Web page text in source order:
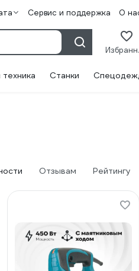
Сервис и поддержка О
Станки
Отзывам Рейтингу